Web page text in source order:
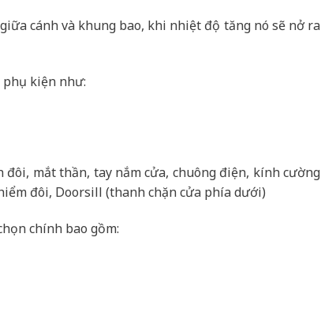
cánh và khung bao, khi nhiệt độ tăng nó sẽ nở ra
kiện như:
mắt thần, tay nắm cửa, chuông điện, kính cường
đôi, Doorsill (thanh chặn cửa phía dưới)
chính bao gồm: